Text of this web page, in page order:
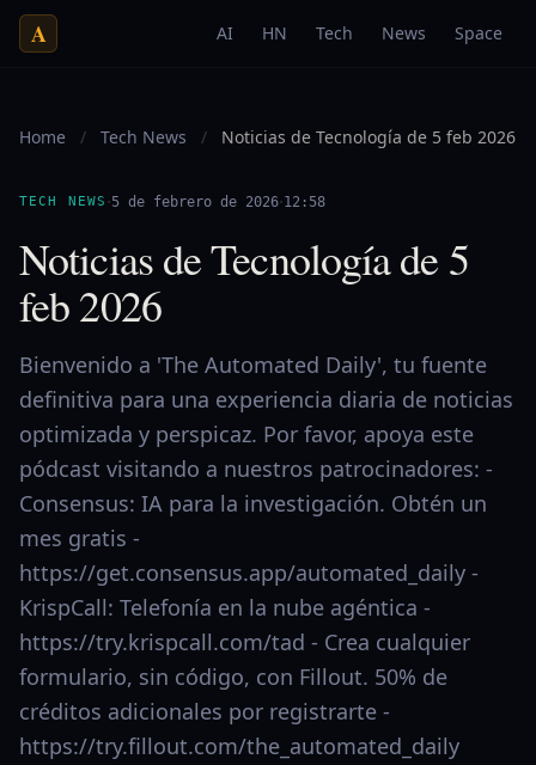
A AI HN Tech News Space
Home / Tech News / Noticias de Tecnología de 5 feb 2026
TECH NEWS ·5 de febrero de 2026·12:58
Noticias de Tecnología de 5
feb 2026
Bienvenido a 'The Automated Daily', tu fuente
definitiva para una experiencia diaria de noticias
optimizada y perspicaz. Por favor, apoya este
pódcast visitando a nuestros patrocinadores: -
Consensus: IA para la investigación. Obtén un
mes gratis -
https://get.consensus.app/automated_daily -
KrispCall: Telefonía en la nube agéntica -
https://try.krispcall.com/tad - Crea cualquier
formulario, sin código, con Fillout. 50% de
créditos adicionales por registrarte -
https://try.fillout.com/the_automated_daily